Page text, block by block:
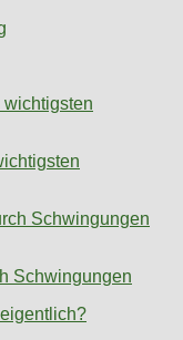
Schwingungen